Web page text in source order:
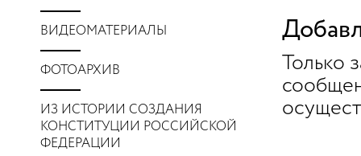
ВИДЕОМАТЕРИАЛЫ
ФОТОАРХИВ
ИЗ ИСТОРИИ СОЗДАНИЯ
КОНСТИТУЦИИ РОССИЙСКОЙ
ФЕДЕРАЦИИ
Только